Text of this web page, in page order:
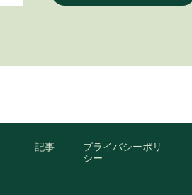
記事
プライバシーポリ
シー